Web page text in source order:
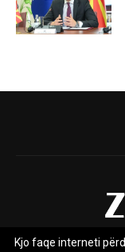
Kjo faqe interneti